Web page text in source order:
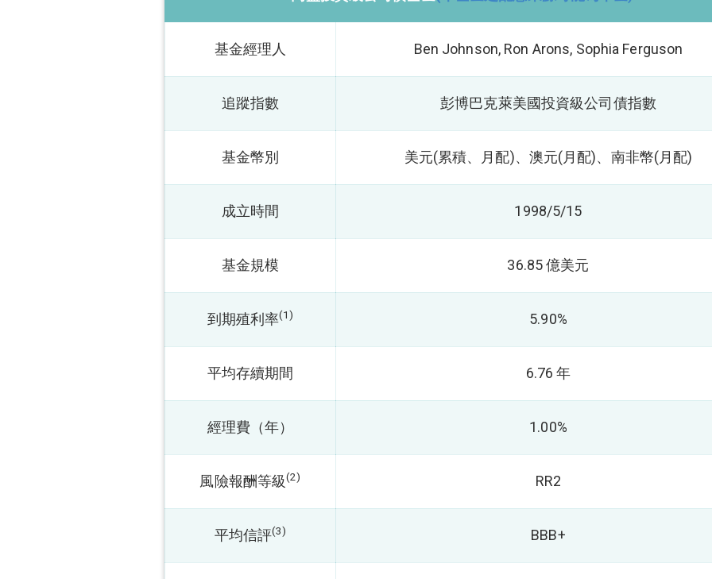
基金經理人 Ben Johnson, Ron Arons, Sophia Ferguson
追蹤指數 彭博巴克萊美國投資級公司債指數
基金幣別 美元(累積、月配)、澳元(月配)、南非幣(月配)
成立時間 1998/5/15
基金規模 36.85 億美元
到期殖利率(1) 5.90%
平均存續期間 6.76 年
經理費（年） 1.00%
風險報酬等級(2) RR2
平均信評(3) BBB+